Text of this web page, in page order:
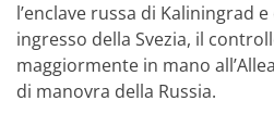
l’enclave russa di Kaliningrad
ingresso della Svezia, il
maggiormente in mano
di manovra della Russia.